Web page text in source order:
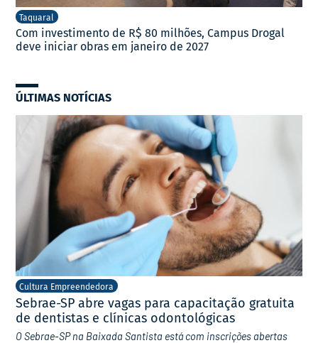
Taquaral
Com investimento de R$ 80 milhões, Campus Drogal
deve iniciar obras em janeiro de 2027
ÚLTIMAS NOTÍCIAS
Cultura Empreendedora
Sebrae-SP abre vagas para capacitação gratuita
de dentistas e clínicas odontológicas
O Sebrae-SP na Baixada Santista está com inscrições abertas